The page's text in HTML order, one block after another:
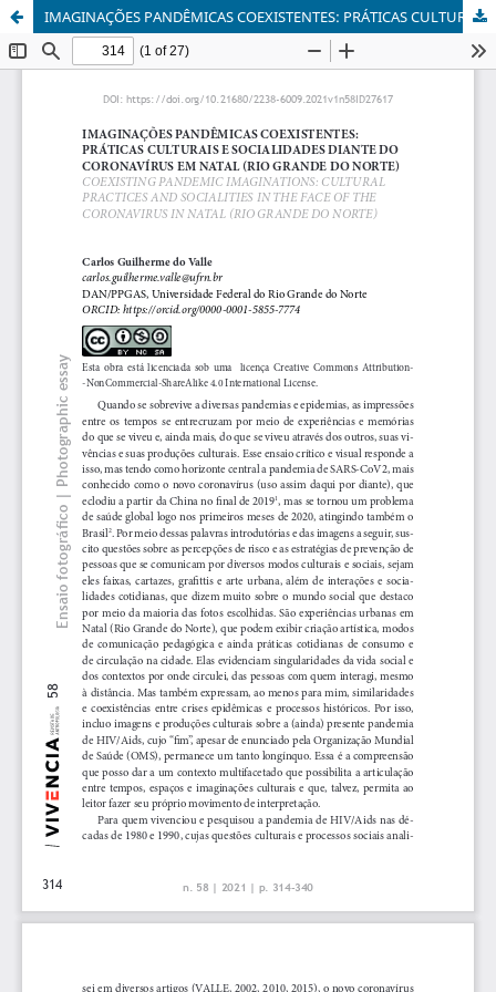
IMAGINAÇÕES PANDÊMICAS COEXISTENTES: PRÁTICAS CULTURAIS E SOCIALIDADES DIANTE DO CORONAVÍRUS EM NATAL (RIO GRANDE DO NORTE)